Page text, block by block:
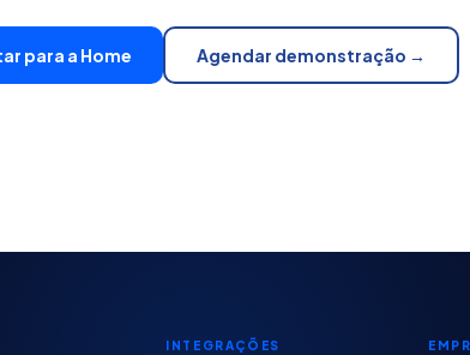
para a Home Agendar demonstração →
INTEGRAÇÕES